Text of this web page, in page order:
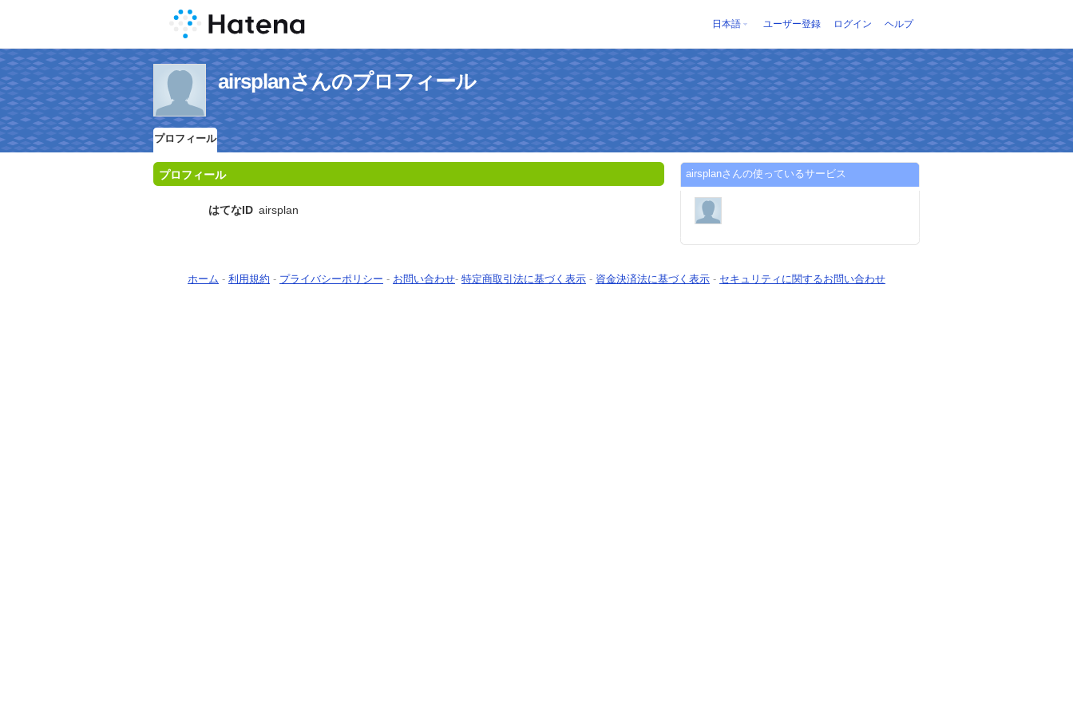
日本語 ユーザー登録 ログイン ヘルプ
airsplanさんのプロフィール
プロフィール
プロフィール
はてなID airsplan
airsplanさんの使っているサービス
ホーム - 利用規約 - プライバシーポリシー - お問い合わせ- 特定商取引法に基づく表示 - 資金決済法に基づく表示 - セキュリティに関するお問い合わせ